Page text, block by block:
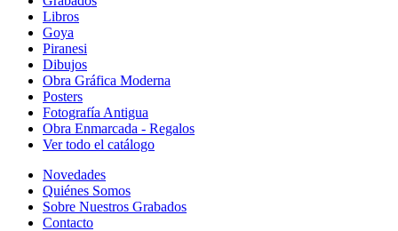
Libros
Goya
Piranesi
Dibujos
Obra Gráfica Moderna
Posters
Fotografía Antigua
Obra Enmarcada - Regalos
Ver todo el catálogo
Novedades
Quiénes Somos
Sobre Nuestros Grabados
Contacto